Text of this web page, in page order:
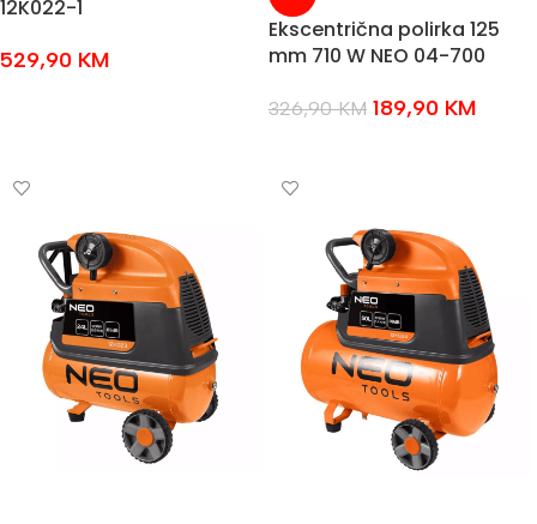
12K022-1
529,90 KM
Ekscentrična polirka 125
mm 710 W NEO 04-700
326,90KM 189,90 KM